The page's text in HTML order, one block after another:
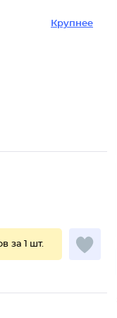
Крупнее
за 1 шт.